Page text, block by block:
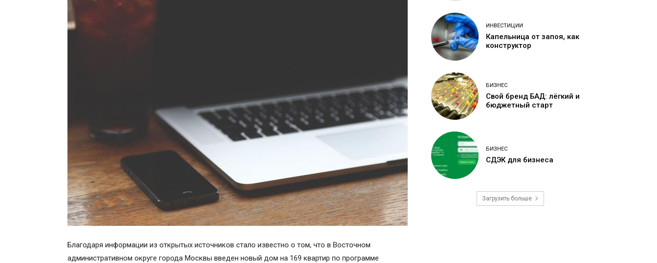
Благодаря информации из открытых источников стало известно о том, что в Восточном
административном округе города Москвы введен новый дом на 169 квартир по программе
ИНВЕСТИЦИИ
Капельница от запоя, как
конструктор
БИЗНЕС
Свой бренд БАД: лёгкий и
бюджетный старт
БИЗНЕС
СДЭК для бизнеса
Загрузить больше